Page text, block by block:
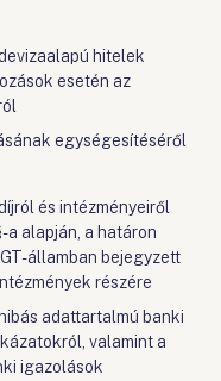
hitelek
esetén az
egységesítéséről
és intézményeiről
a alapján, a határon
államban bejegyzett
részére
adattartalmú banki
valamint a
igazolások